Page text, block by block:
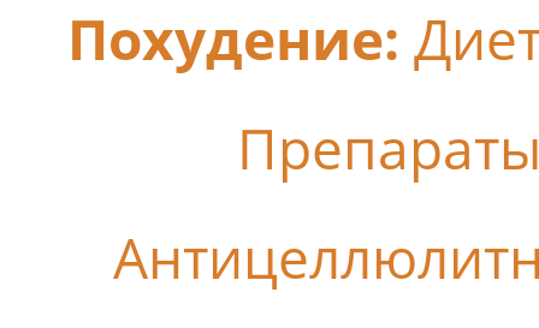
Похудение: